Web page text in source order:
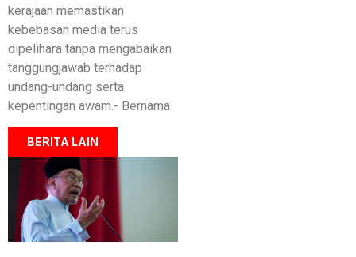
kerajaan memastikan
kebebasan media terus
dipelihara tanpa mengabaikan
tanggungjawab terhadap
undang-undang serta
kepentingan awam.- Bernama
BERITA LAIN